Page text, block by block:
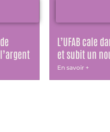
L’UFAB cale
et subit un
En savoir +